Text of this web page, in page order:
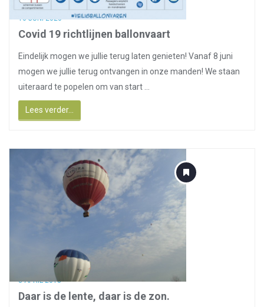
16 JUNI 2020
Covid 19 richtlijnen ballonvaart
Eindelijk mogen we jullie terug laten genieten! Vanaf 8 juni
mogen we jullie terug ontvangen in onze manden! We staan
uiteraard te popelen om van start ...
Lees verder...
8 APRIL 2018
Daar is de lente, daar is de zon.